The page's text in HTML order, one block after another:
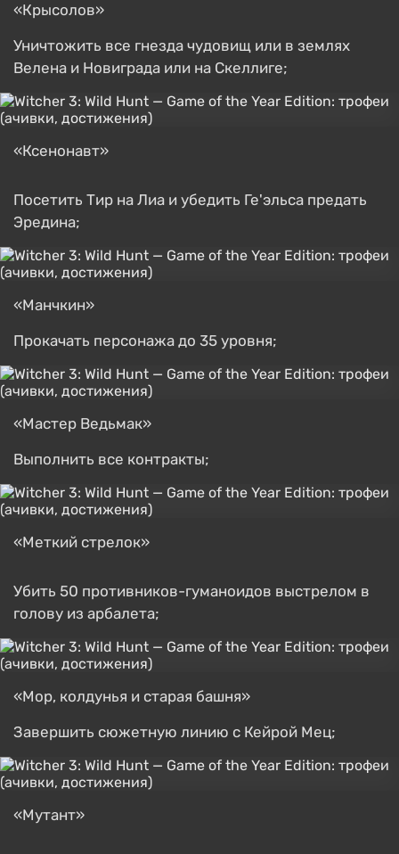
«Крысолов»
Уничтожить все гнезда чудовищ или в землях
Велена и Новиграда или на Скеллиге;
«Ксенонавт»
Посетить Тир на Лиа и убедить Ге'эльса предать
Эредина;
«Манчкин»
Прокачать персонажа до 35 уровня;
«Мастер Ведьмак»
Выполнить все контракты;
«Меткий стрелок»
Убить 50 противников-гуманоидов выстрелом в
голову из арбалета;
«Мор, колдунья и старая башня»
Завершить сюжетную линию с Кейрой Мец;
«Мутант»